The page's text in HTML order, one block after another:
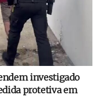
investigado
protetiva em